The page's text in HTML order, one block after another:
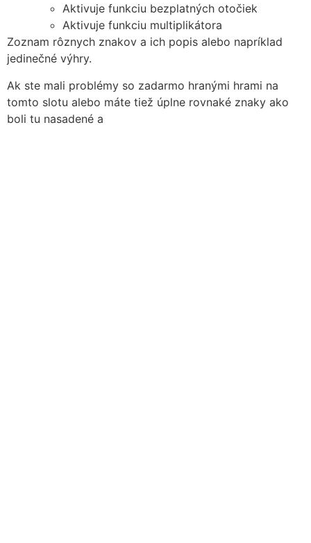
Aktivuje funkciu bezplatných otočiek
Aktivuje funkciu multiplikátora
Zoznam rôznych znakov a ich popis alebo napríklad
jedinečné výhry.
Ak ste mali problémy so zadarmo hranými hrami na
tomto slotu alebo máte tiež úplne rovnaké znaky ako
boli tu nasadené a